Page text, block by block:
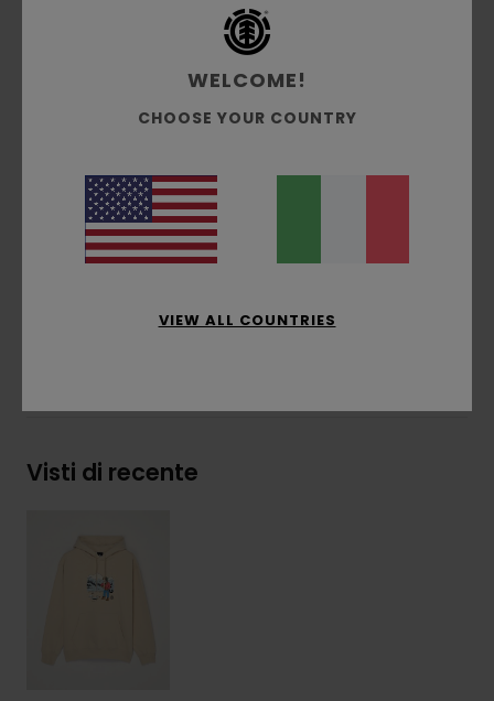
vestibilità rilassata
Tasca a marsupio
Cappuccio foderato in tessuto principale
Etichetta a bandierina con logo sulla cucitura
laterale
Composizione[Tessuto principale] 50% cotone
Visti di recente
WELCOME!
CHOOSE YOUR COUNTRY
VIEW ALL COUNTRIES